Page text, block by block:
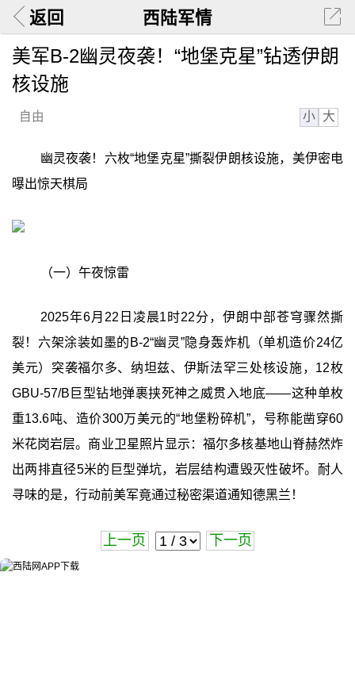
返回 西陆军情
美军B-2幽灵夜袭！“地堡克星”钻透伊朗
核设施
自由 小 大
幽灵夜袭！六枚“地堡克星”撕裂伊朗核设施，美伊密电
曝出惊天棋局
（一）午夜惊雷
2025年6月22日凌晨1时22分，伊朗中部苍穹骤然撕
裂！六架涂装如墨的B-2“幽灵”隐身轰炸机（单机造价24亿
美元）突袭福尔多、纳坦兹、伊斯法罕三处核设施，12枚
GBU-57/B巨型钻地弹裹挟死神之威贯入地底——这种单枚
重13.6吨、造价300万美元的“地堡粉碎机”，号称能凿穿60
米花岗岩层。商业卫星照片显示：福尔多核基地山脊赫然炸
出两排直径5米的巨型弹坑，岩层结构遭毁灭性破坏。耐人
寻味的是，行动前美军竟通过秘密渠道通知德黑兰！
上一页 下一页